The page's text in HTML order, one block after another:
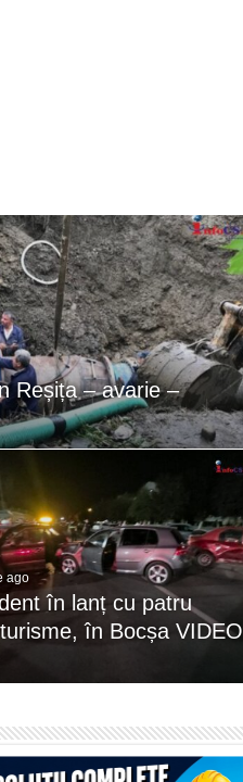
Reșița – avarie –
ago
în lanț cu patru
în Bocșa VIDEO